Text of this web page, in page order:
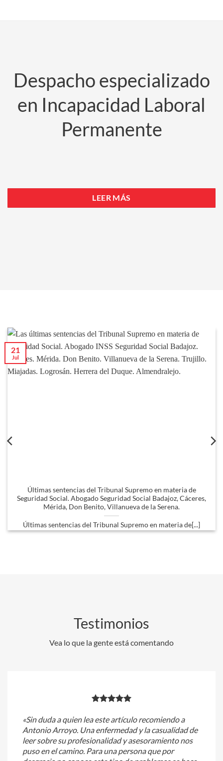
Despacho especializado
en Incapacidad Laboral
Permanente
LEER MÁS
Últimas sentencias del Tribunal Supremo en materia de
Seguridad Social. Abogado Seguridad Social Badajoz, Cáceres,
Mérida, Don Benito, Villanueva de la Serena.
Últimas sentencias del Tribunal Supremo en materia de[...]
21
Jul
Testimonios
Vea lo que la gente está comentando
«Sin duda a quien lea este artículo recomiendo a
Antonio Arroyo. Una enfermedad y la casualidad de
leer sobre su profesionalidad y asesoramiento nos
puso en el camino. Para una persona que por